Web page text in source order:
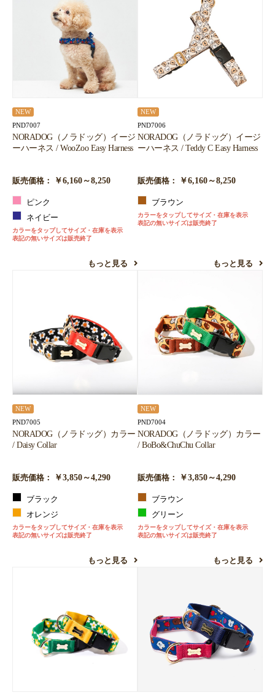
NEW
PND7007
NORADOG（ノラドッグ）イージ
ーハーネス / WooZoo Easy Harness
販売価格： ￥6,160～8,250
ピンク
ネイビー
カラーをタップしてサイズ・在庫を表示
表記の無いサイズは販売終了
もっと見る
NEW
PND7006
NORADOG（ノラドッグ）イージ
ーハーネス / Teddy C Easy Harness
販売価格： ￥6,160～8,250
ブラウン
カラーをタップしてサイズ・在庫を表示
表記の無いサイズは販売終了
もっと見る
NEW
PND7005
NORADOG（ノラドッグ）カラー
/ Daisy Collar
販売価格： ￥3,850～4,290
ブラック
オレンジ
カラーをタップしてサイズ・在庫を表示
表記の無いサイズは販売終了
もっと見る
NEW
PND7004
NORADOG（ノラドッグ）カラー
/ BoBo&ChuChu Collar
販売価格： ￥3,850～4,290
ブラウン
グリーン
カラーをタップしてサイズ・在庫を表示
表記の無いサイズは販売終了
もっと見る
お買い物を続ける カートへ進む